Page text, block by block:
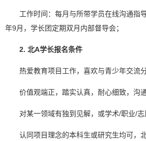
工作时间：每月与所带学员在线沟通指
年9月，学长团定期双月内部督导会；
2. 北A学长报名条件
热爱教育项目工作，喜欢与青少年交流
价值观端正，踏实认真，耐心细致，沟
对某一领域有独到见解，或学术/职业/
认同项目理念的本科生或研究生均可，